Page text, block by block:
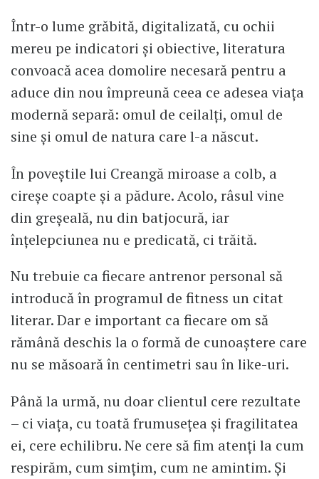
Într-o lume grăbită, digitalizată, cu ochii
mereu pe indicatori și obiective, literatura
convoacă acea domolire necesară pentru a
aduce din nou împreună ceea ce adesea viața
modernă separă: omul de ceilalți, omul de
sine și omul de natura care l-a născut.
În poveștile lui Creangă miroase a colb, a
cireșe coapte și a pădure. Acolo, râsul vine
din greșeală, nu din batjocură, iar
înțelepciunea nu e predicată, ci trăită.
Nu trebuie ca fiecare antrenor personal să
introducă în programul de fitness un citat
literar. Dar e important ca fiecare om să
rămână deschis la o formă de cunoaștere care
nu se măsoară în centimetri sau în like-uri.
Până la urmă, nu doar clientul cere rezultate
– ci viața, cu toată frumusețea și fragilitatea
ei, cere echilibru. Ne cere să fim atenți la cum
respirăm, cum simțim, cum ne amintim. Și